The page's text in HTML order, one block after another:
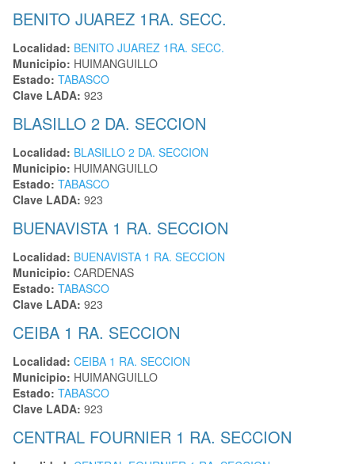
BENITO JUAREZ 1RA. SECC.
Localidad: BENITO JUAREZ 1RA. SECC.
Municipio: HUIMANGUILLO
Estado: TABASCO
Clave LADA: 923
BLASILLO 2 DA. SECCION
Localidad: BLASILLO 2 DA. SECCION
Municipio: HUIMANGUILLO
Estado: TABASCO
Clave LADA: 923
BUENAVISTA 1 RA. SECCION
Localidad: BUENAVISTA 1 RA. SECCION
Municipio: CARDENAS
Estado: TABASCO
Clave LADA: 923
CEIBA 1 RA. SECCION
Localidad: CEIBA 1 RA. SECCION
Municipio: HUIMANGUILLO
Estado: TABASCO
Clave LADA: 923
CENTRAL FOURNIER 1 RA. SECCION